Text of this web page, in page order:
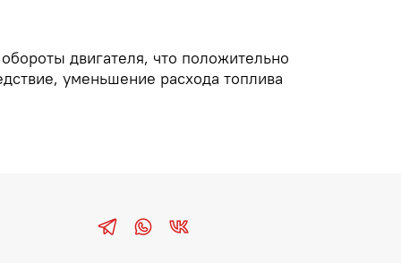
двигателя, что положительно
уменьшение расхода топлива